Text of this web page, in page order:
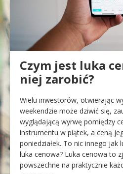
Czym jest luka
niej zarobić?
Wielu inwestorów, otwierając
weekendzie może dziwić się,
wyglądającą wyrwę pomiędzy
instrumentu w piątek, a ceną
poniedziałek. To nic innego jak
luka cenowa? Luka cenowa to
powszechne na praktycznie